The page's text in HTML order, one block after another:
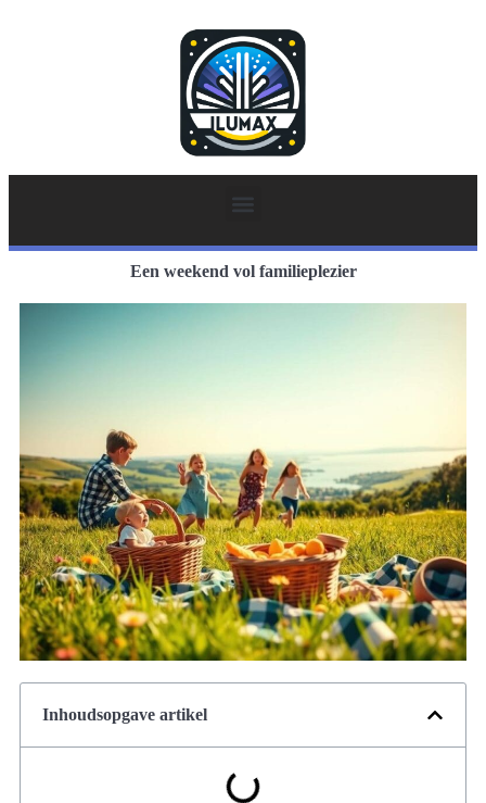
Een weekend vol familieplezier
Inhoudsopgave artikel